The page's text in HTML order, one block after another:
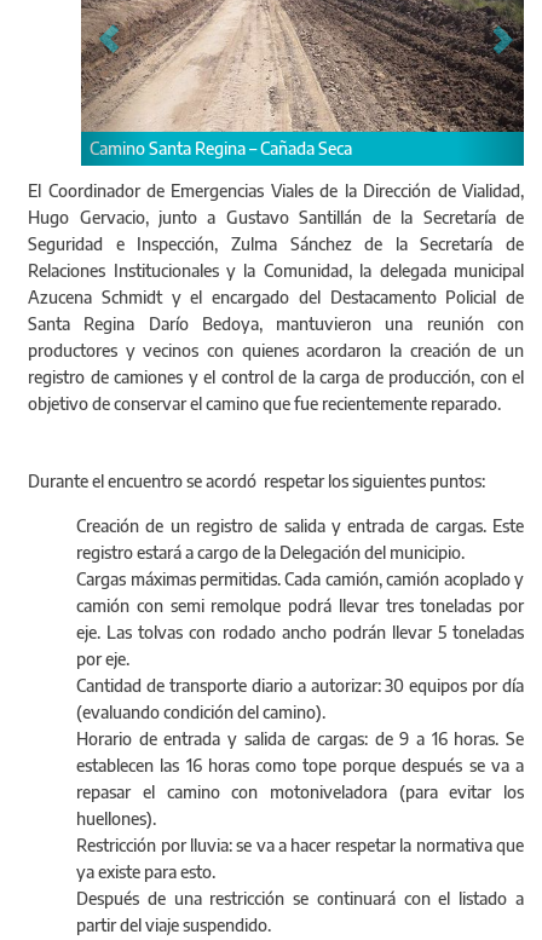
Camino Santa Regina – Cañada Seca
El Coordinador de Emergencias Viales de la Dirección de Vialidad,
Hugo Gervacio, junto a Gustavo Santillán de la Secretaría de
Seguridad e Inspección, Zulma Sánchez de la Secretaría de
Relaciones Institucionales y la Comunidad, la delegada municipal
Azucena Schmidt y el encargado del Destacamento Policial de
Santa Regina Darío Bedoya, mantuvieron una reunión con
productores y vecinos con quienes acordaron la creación de un
registro de camiones y el control de la carga de producción, con el
objetivo de conservar el camino que fue recientemente reparado.
Durante el encuentro se acordó respetar los siguientes puntos:
Creación de un registro de salida y entrada de cargas. Este
registro estará a cargo de la Delegación del municipio.
Cargas máximas permitidas. Cada camión, camión acoplado y
camión con semi remolque podrá llevar tres toneladas por
eje. Las tolvas con rodado ancho podrán llevar 5 toneladas
por eje.
Cantidad de transporte diario a autorizar: 30 equipos por día
(evaluando condición del camino).
Horario de entrada y salida de cargas: de 9 a 16 horas. Se
establecen las 16 horas como tope porque después se va a
repasar el camino con motoniveladora (para evitar los
huellones).
Restricción por lluvia: se va a hacer respetar la normativa que
ya existe para esto.
Después de una restricción se continuará con el listado a
partir del viaje suspendido.